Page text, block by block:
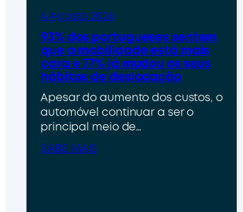
4 Agosto 2026
93% dos portugueses sentem
que a mobilidade está mais
cara e 77% já mudou os seus
hábitos de deslocação
Apesar do aumento dos custos, o
automóvel continuar a ser o
principal meio de…
SABE MAIS